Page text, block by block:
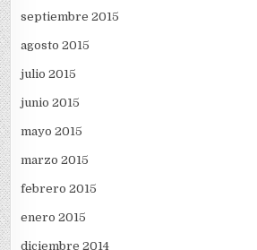
septiembre 2015
agosto 2015
julio 2015
junio 2015
mayo 2015
marzo 2015
febrero 2015
enero 2015
diciembre 2014